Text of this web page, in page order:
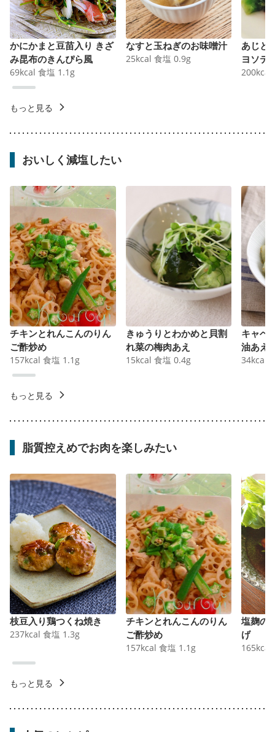
かにかまと豆苗入り きざ
み昆布のきんぴら風
69kcal 食塩 1.1 g
なすと玉ねぎのお味噌汁
25kcal 食塩 0.9g
あじと
ヨソテ
200kcal
もっと見る
おいしく減塩したい
チキンとれんこんのりん
ご酢炒め
157kcal 食塩 1.1 g
きゅうりとわかめと貝割
れ菜の梅肉あえ
15kcal 食塩 0.4g
キャベ
油あえ
34kcal
もっと見る
脂質控えめでお肉を楽しみたい
枝豆入り鶏つくね焼き
237kcal 食塩 1.3g
チキンとれんこんのりん
ご酢炒め
157kcal 食塩 1.1 g
塩麹の
げ
165kcal
もっと見る